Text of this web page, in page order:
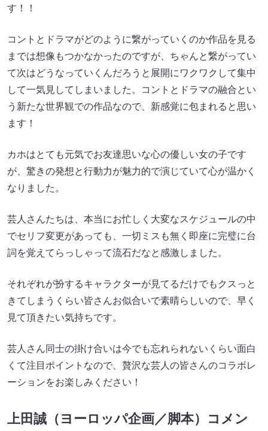
す！！
コントとドラマがどのように繋がっていくのか作品を見る
までは想像もつかなかったのですが、ちゃんと繋がってい
て次はどうなっていくんだろうと展開にワクワクして集中
して一気見してしまいました。コントとドラマの融合とい
う新たな世界観での作品なので、新感覚に包まれると思い
ます！
カホはとても元気でお友達思いな心の優しい女の子です
が、驚きの発想と行動力が魅力的で演じていて心が温かく
なりました。
芸人さんたちは、本当にお忙しく大変なスケジュールの中
でセリフ変更があっても、一切ミスも無く即座に完璧に台
詞を覚えてらっしゃって流石だなと感激しました。
それぞれが扮するキャラクターが見てるだけでもクスっと
きてしまうくらい皆さんお似合いで素晴らしいので、早く
見て頂きたい気持ちです。
芸人さん同士の掛け合いは今でも忘れられないくらい面白
くて注目ポイントなので、贅沢な芸人の皆さんのコラボレ
ーションをお楽しみください！
上田誠（ヨーロッパ企画／脚本）コメン